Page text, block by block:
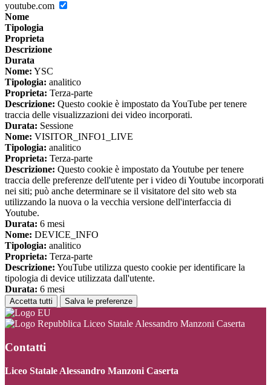
youtube.com
Nome
Tipologia
Proprieta
Descrizione
Durata
Nome: YSC
Tipologia: analitico
Proprieta: Terza-parte
Descrizione: Questo cookie è impostato da YouTube per tenere
traccia delle visualizzazioni dei video incorporati.
Durata: Sessione
Nome: VISITOR_INFO1_LIVE
Tipologia: analitico
Proprieta: Terza-parte
Descrizione: Questo cookie è impostato da Youtube per tenere
traccia delle preferenze dell'utente per i video di Youtube incorporati
nei siti; può anche determinare se il visitatore del sito web sta
utilizzando la nuova o la vecchia versione dell'interfaccia di
Youtube.
Durata: 6 mesi
Nome: DEVICE_INFO
Tipologia: analitico
Proprieta: Terza-parte
Descrizione: YouTube utilizza questo cookie per identificare la
tipologia di device utilizzata dall'utente.
Durata: 6 mesi
Accetta tutti Salva le preferenze
Liceo Statale Alessandro Manzoni Caserta
Contatti
Liceo Statale Alessandro Manzoni Caserta